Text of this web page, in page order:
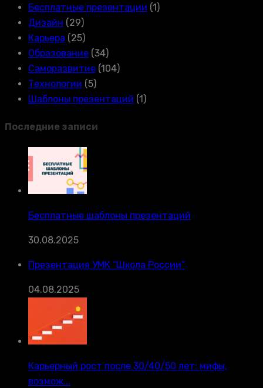
Бесплатные презентации (1)
Дизайн (29)
Карьера (25)
Образование (34)
Саморазвитие (104)
Технологии (5)
Шаблоны презентаций (1)
Последние записи
Бесплатные шаблоны презентаций
30.08.2025
Презентация УМК “Школа России”
04.08.2025
Карьерный рост после 30/40/50 лет: мифы,
возмож...